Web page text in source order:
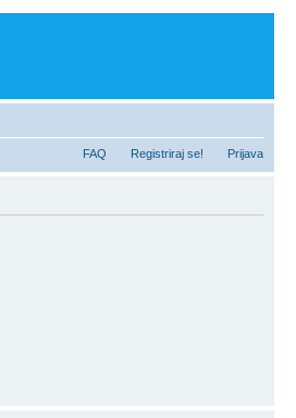
FAQ Registriraj se! Prijava